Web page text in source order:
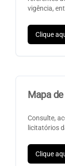
vigência,
Clique
Mapa
Consulte,
licitatórios
Clique